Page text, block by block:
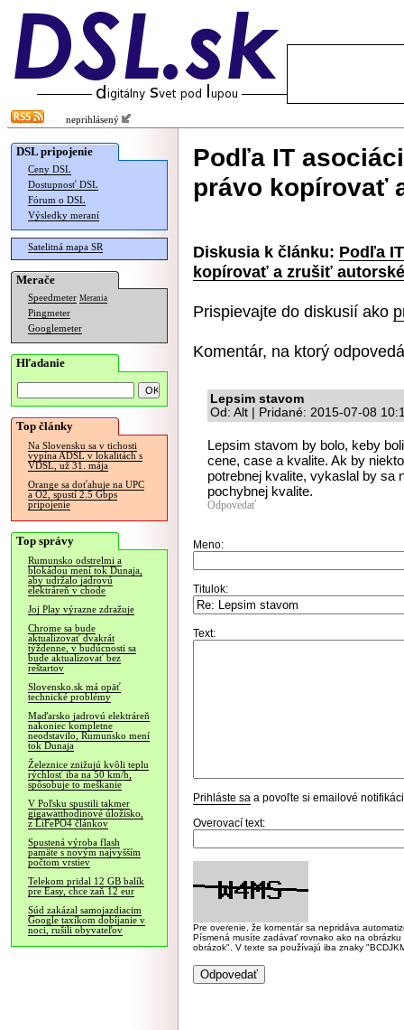
neprihlásený
DSL pripojenie
Ceny DSL
Dostupnosť DSL
Fórum o DSL
Výsledky meraní
Satelitná mapa SR
Merače
Speedmeter Merania
Pingmeter
Googlemeter
Hľadanie
Top články
Na Slovensku sa v tichosti
vypína ADSL v lokalitách s
VDSL, už 31. mája
Orange sa doťahuje na UPC
a O2, spustí 2.5 Gbps
pripojenie
Top správy
Rumunsko odstrelmi a
blokádou mení tok Dunaja,
aby udržalo jadrovú
elektráreň v chode
Joj Play výrazne zdražuje
Chrome sa bude
aktualizovať dvakrát
týždenne, v budúcnosti sa
bude aktualizovať bez
reštartov
Slovensko.sk má opäť
technické problémy
Maďarsko jadrovú elektráreň
nakoniec kompletne
neodstavilo, Rumunsko mení
tok Dunaja
Železnice znižujú kvôli teplu
rýchlosť iba na 50 km/h,
spôsobuje to meškanie
V Poľsku spustili takmer
gigawatthodinové úložisko,
z LiFePO4 článkov
Spustená výroba flash
pamäte s novým najvyšším
počtom vrstiev
Telekom pridal 12 GB balík
pre Easy, chce zaň 12 eur
Súd zakázal samojazdiacim
Google taxíkom dobíjanie v
noci, rušili obyvateľov
Podľa IT
právo kopírovať
Diskusia k článku: Podľa
kopírovať a zrušiť
Prispievajte do diskusií ako
Komentár, na ktorý
Lepsim stavom
Od: Alt | Pridané: 2015-07-08
Lepsim stavom by bolo, keby
cene, case a kvalite. Ak by
potrebnej kvalite, vykaslal by sa
pochybnej kvalite.
Odpovedať
Meno:
Titulok:
Text:
Prihláste sa a povoľte si emailové
Overovací text:
Pre overenie, že komentár sa nepridáva
Písmená musíte zadávať rovnako ako na
obrázok". V texte sa používajú iba znaky